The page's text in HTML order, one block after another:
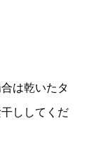
は乾いたタ
ししてくだ